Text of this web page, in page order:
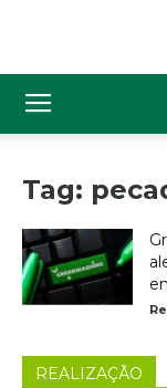
Tag:
REALIZAÇÃO